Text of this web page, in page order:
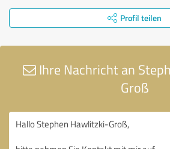
Profil teilen
Ihre Nachricht an
Groß